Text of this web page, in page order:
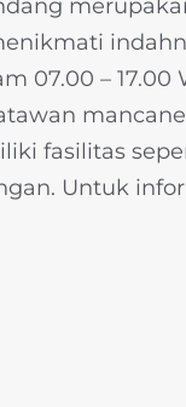
07.00 –
fasilitas
Untuk